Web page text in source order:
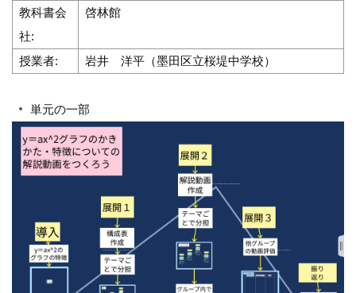
教科書会
社:
啓林館
授業者: 岩井 洋平（墨田区立桜堤中学校）
単元の一部